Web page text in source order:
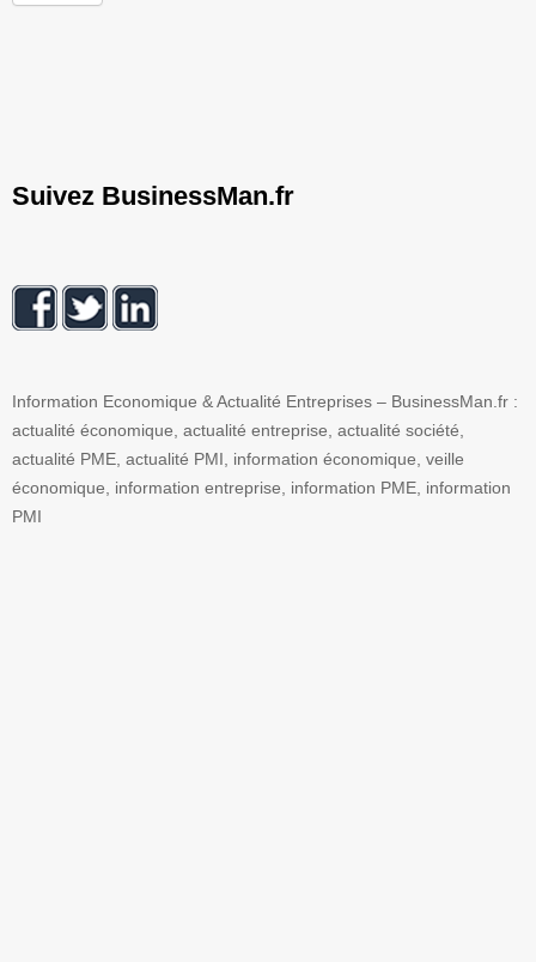
Suivez BusinessMan.fr
Information Economique & Actualité Entreprises – BusinessMan.fr :
actualité économique, actualité entreprise, actualité société,
actualité PME, actualité PMI, information économique, veille
économique, information entreprise, information PME, information
PMI